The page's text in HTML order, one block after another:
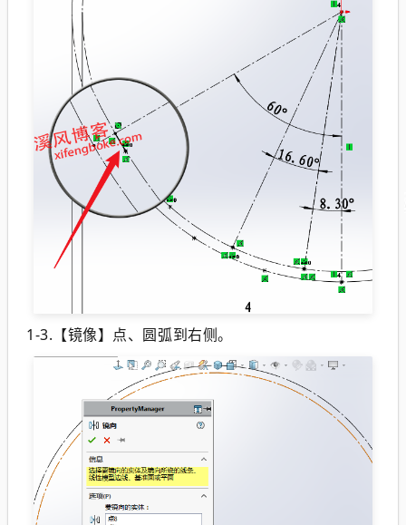
1-3.【镜像】点、圆弧到右侧。